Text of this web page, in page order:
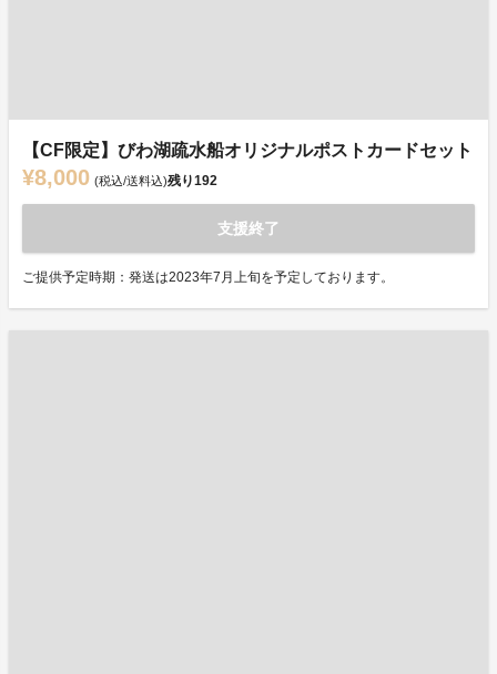
【CF限定】びわ湖疏水船オリジナルポストカードセット
¥8,000 (税込/送料込)残り192
支援終了
ご提供予定時期：発送は2023年7月上旬を予定しております。